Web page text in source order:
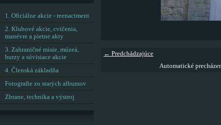
← Predchádzajúce
Automatické
1. Oficiálne akcie - reenactment
2. Klubové akcie, cvičenia,
manévre a pietne akty
3. Zahraničné misie, múzeá,
burzy a súvisiace akcie
4. Členská základňa
Fotografie zo starých albumov
Zbrane, technika a výstroj